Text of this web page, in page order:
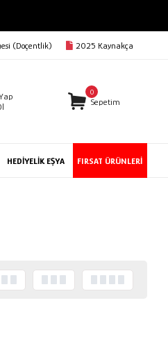
(Doçentlik) 2025 Kaynakça
0
Sepetim
HEDİYELİK EŞYA FIRSAT ÜRÜNLERİ